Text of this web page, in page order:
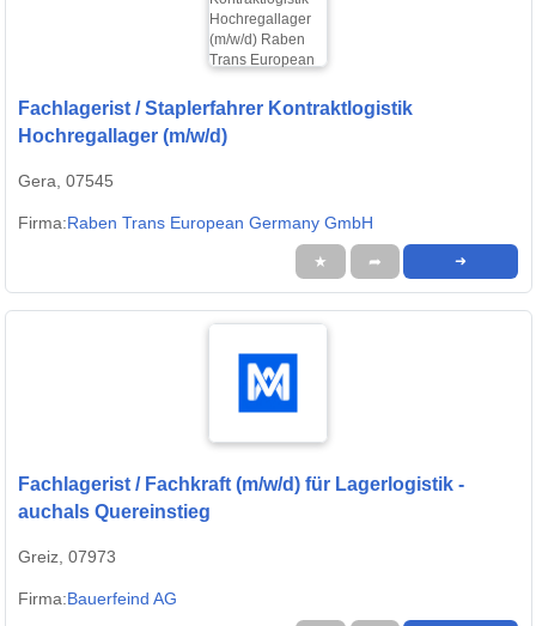
Fachlagerist / Staplerfahrer Kontraktlogistik
Hochregallager (m/w/d)
Gera, 07545
Firma:Raben Trans European Germany GmbH
★ ➦ ➜
Fachlagerist / Fachkraft (m/w/d) für Lagerlogistik -
auchals Quereinstieg
Greiz, 07973
Firma:Bauerfeind AG